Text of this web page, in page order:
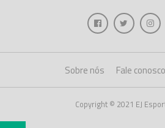
Sobre nós Fale conosco
Copyright © 2021 EJ